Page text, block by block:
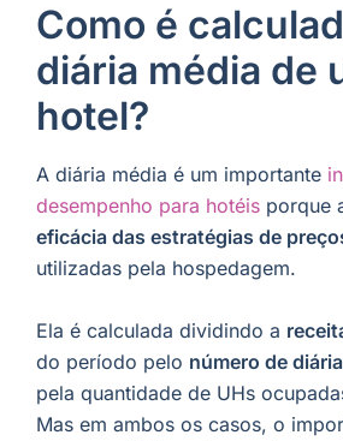
Como é
diária média de
hotel?
A diária média é um importante
desempenho para hotéis porque
eficácia das estratégias de
utilizadas pela hospedagem.
Ela é calculada dividindo a
do período pelo número de
pela quantidade de UHs
Mas em ambos os casos, o